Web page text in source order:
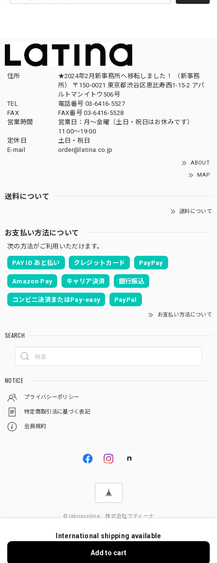
住所
★2024年2月新事務所へ移転しました！ （新事務
所） 〒150-0021 東京都渋谷区恵比寿西1-15-2 アパ
ルトマンイトウ506号
TEL
電話番号 03-6416-5527
FAX
FAX番号 03-6416-5528
営業時間
営業日：月〜金曜（土日・祝日はお休みです）
11:00〜19:00
定休日
土日・祝日
E-mail
order@latina.co.jp
ABOUT
MAP
送料について
送料について
お支払い方法について
次の方法がご利用いただけます。
PAY ID あと払い クレジットカード PayPay
Amazon Pay キャリア決済 銀行振込
コンビニ決済またはPay-easy PayPal
お支払い方法について
SEARCH
NOTICE
プライバシーポリシー
特定商取引法に基づく表記
会員規約
© latinaonline 株式会社ラティーナ
International shipping available
Add to cart